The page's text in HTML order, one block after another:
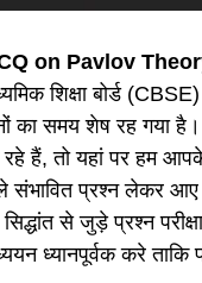
on Pavlov
शिक्षा बोर्ड
का समय शेष रह गया है।
हैं, तो यहां पर हम आपके
संभावित प्रश्न लेकर आए
से जुड़े प्रश्न
ध्यानपूर्वक करे ताकि